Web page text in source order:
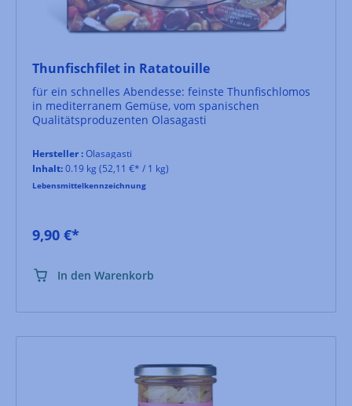
Thunfischfilet in Ratatouille
für ein schnelles Abendesse: feinste Thunfischlomos
in mediterranem Gemüse, vom spanischen
Qualitätsproduzenten Olasagasti
Hersteller :Olasagasti
Inhalt:0.19 kg (52,11 €* / 1 kg)
Lebensmittelkennzeichnung
9,90 €*
In den Warenkorb